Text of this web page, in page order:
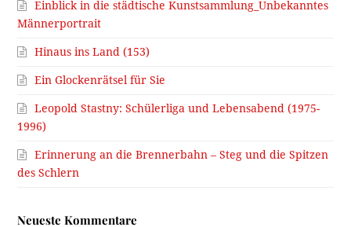
Einblick in die städtische Kunstsammlung_Unbekanntes
Männerportrait
Hinaus ins Land (153)
Ein Glockenrätsel für Sie
Leopold Stastny: Schülerliga und Lebensabend (1975-
1996)
Erinnerung an die Brennerbahn – Steg und die Spitzen
des Schlern
Neueste Kommentare